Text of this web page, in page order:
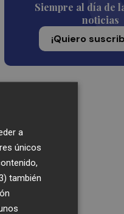
Siempre al día de
noticias
¡Quiero
a
únicos
también